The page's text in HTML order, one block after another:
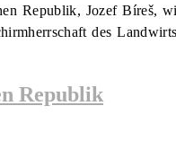
Republik, Jozef Bíreš,
des
Republik